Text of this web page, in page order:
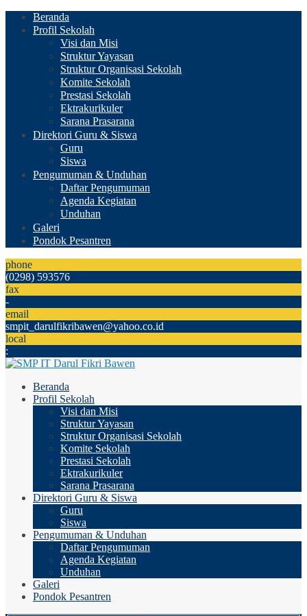
Beranda
Profil Sekolah
Visi dan Misi
Struktur Yayasan
Struktur Organisasi Sekolah
Komite Sekolah
Prestasi Sekolah
Ektrakurikuler
Sarana Prasarana
Direktori Guru & Siswa
Guru
Siswa
Pengumuman & Unduhan
Daftar Pengumuman
Agenda Kegiatan
Unduhan
Galeri
Pondok Pesantren
phone
(0298) 593576
fax
-
email
smpit_darulfikribawen@yahoo.co.id
local
:
Beranda
Profil Sekolah
Visi dan Misi
Struktur Yayasan
Struktur Organisasi Sekolah
Komite Sekolah
Prestasi Sekolah
Ektrakurikuler
Sarana Prasarana
Direktori Guru & Siswa
Guru
Siswa
Pengumuman & Unduhan
Daftar Pengumuman
Agenda Kegiatan
Unduhan
Galeri
Pondok Pesantren